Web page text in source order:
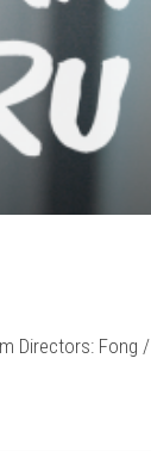
Directors: Fong /